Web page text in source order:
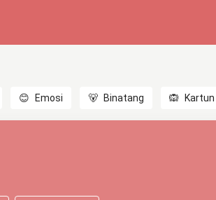
😊 Emosi 🐻 Binatang 🙉 Kartun